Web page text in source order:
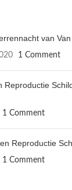
van
1 Comment
Reproductie
1 Comment
Reproductie
1 Comment